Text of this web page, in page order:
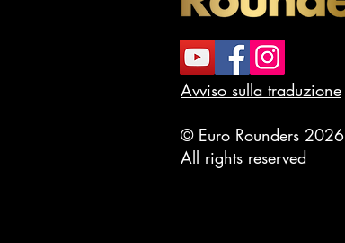
Avviso sulla traduzione
© Euro Rounders 2026
All rights reserved